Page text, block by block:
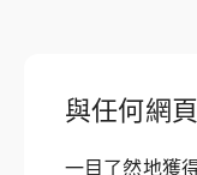
與任何網
一目了然地獲